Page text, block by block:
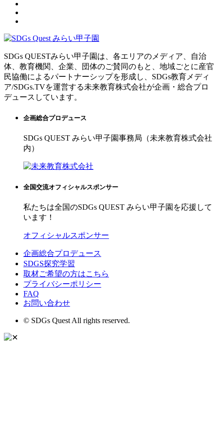
SDGs QUESTみらい甲子園は、各エリアのメディア、自治
体、教育機関、企業、団体のご賛同のもと、地域ごとに産官
民協働によるパートナーシップを形成し、SDGs教育メディ
ア/SDGs.TVを運営する未来教育株式会社が企画・総合プロ
デュースしています。
企画総合プロデュース
SDGs QUEST みらい甲子園事務局（未来教育株式会社
内）
全国交流オフィシャルスポンサー
私たちは全国のSDGs QUEST みらい甲子園を応援して
います！
オフィシャルスポンサー
企画総合プロデュース
SDGS探究学習
取材ご希望の方はこちら
プライバシーポリシー
FAQ
お問い合わせ
© SDGs Quest All rights reserved.